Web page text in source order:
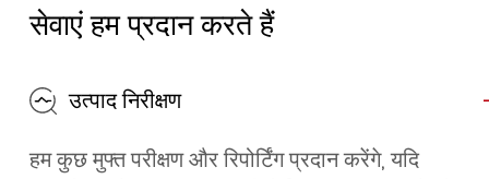
सेवाएं हम प्रदान करते हैं
उत्पाद निरीक्षण
हम कुछ मुफ्त परीक्षण और रिपोर्टिंग प्रदान करेंगे, यदि